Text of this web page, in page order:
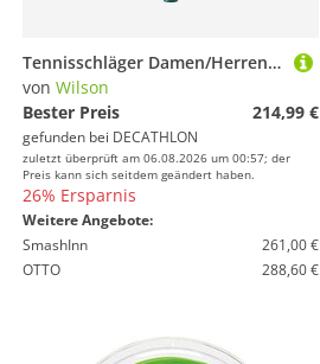
Tennisschläger Damen/Herren - Blade 98 16×19 V10 305 g unbesaitet
von Wilson
Bester Preis
214,99 €
gefunden bei DECATHLON
zuletzt überprüft am 06.08.2026 um 00:57; der
Preis kann sich seitdem geändert haben.
26% Ersparnis
Weitere Angebote:
SmashInn
261,00 €
OTTO
288,60 €